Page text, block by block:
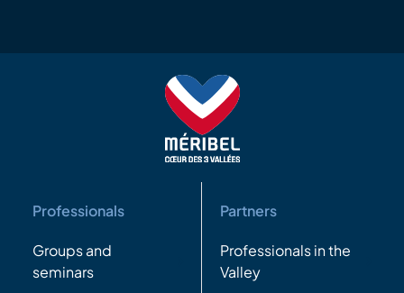
Professionals
Groups and
seminars
Partners
Professionals in the
Valley